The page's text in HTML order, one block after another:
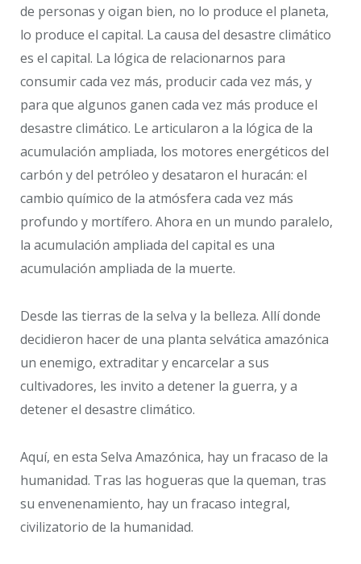
de personas y oigan bien, no lo produce el planeta,
lo produce el capital. La causa del desastre climático
es el capital. La lógica de relacionarnos para
consumir cada vez más, producir cada vez más, y
para que algunos ganen cada vez más produce el
desastre climático. Le articularon a la lógica de la
acumulación ampliada, los motores energéticos del
carbón y del petróleo y desataron el huracán: el
cambio químico de la atmósfera cada vez más
profundo y mortífero. Ahora en un mundo paralelo,
la acumulación ampliada del capital es una
acumulación ampliada de la muerte.
Desde las tierras de la selva y la belleza. Allí donde
decidieron hacer de una planta selvática amazónica
un enemigo, extraditar y encarcelar a sus
cultivadores, les invito a detener la guerra, y a
detener el desastre climático.
Aquí, en esta Selva Amazónica, hay un fracaso de la
humanidad. Tras las hogueras que la queman, tras
su envenenamiento, hay un fracaso integral,
civilizatorio de la humanidad.